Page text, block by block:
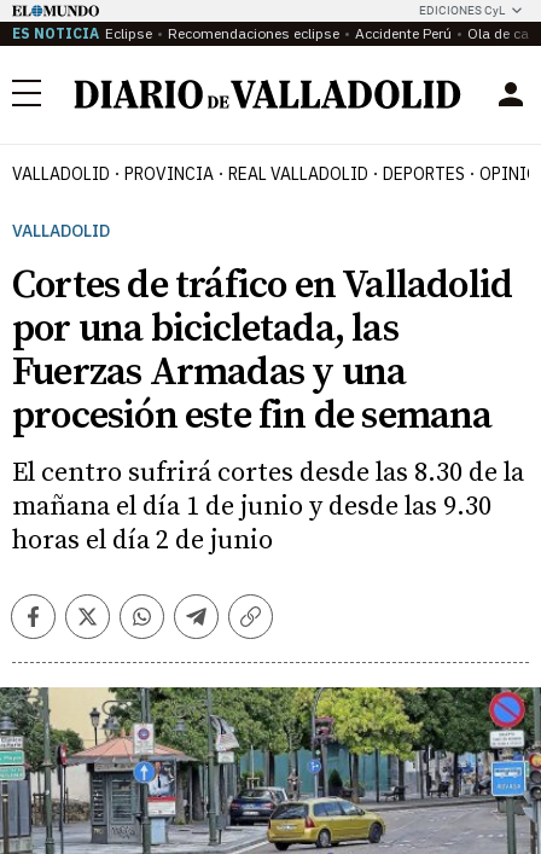
EDICIONES CyL
ES NOTICIA Eclipse Recomendaciones eclipse Accidente Perú Ola de
Menú
VALLADOLID PROVINCIA REAL VALLADOLID DEPORTES
VALLADOLID
Cortes de tráfico en Valladolid
por una bicicletada, las
Fuerzas Armadas y una
procesión este fin de semana
El centro sufrirá cortes desde las 8.30 de la
mañana el día 1 de junio y desde las 9.30
horas el día 2 de junio
FacebookTwitterWhatsappTelegramCopiar